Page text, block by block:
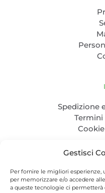
Gestisci
Per fornire le migliori
per memorizzare e/o accedere
a queste tecnologie ci permetterà
Spedizione